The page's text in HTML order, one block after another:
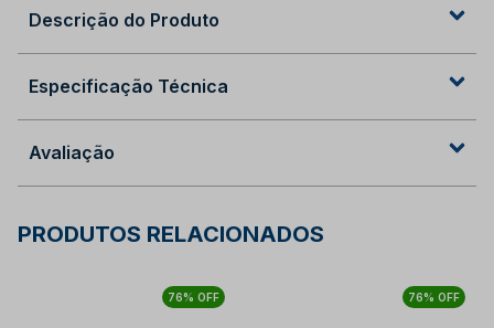
Descrição do Produto
Especificação Técnica
Avaliação
PRODUTOS RELACIONADOS
76% OFF 76% OFF